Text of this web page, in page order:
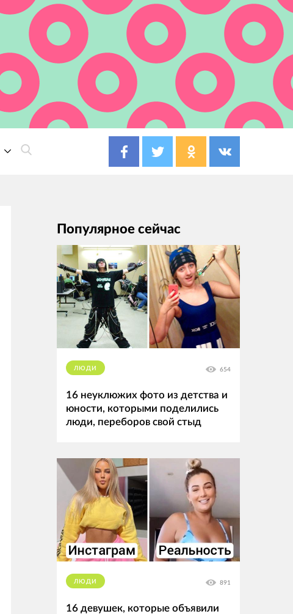
Популярное сейчас
ЛЮДИ 654
16 неуклюжих фото из детства и
юности, которыми поделились
люди, переборов свой стыд
ЛЮДИ 891
16 девушек, которые объявили